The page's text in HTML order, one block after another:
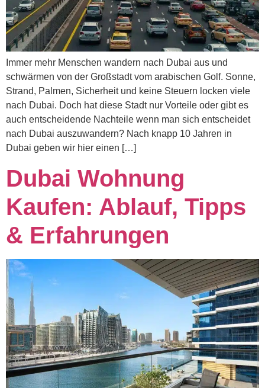
Immer mehr Menschen wandern nach Dubai aus und
schwärmen von der Großstadt vom arabischen Golf. Sonne,
Strand, Palmen, Sicherheit und keine Steuern locken viele
nach Dubai. Doch hat diese Stadt nur Vorteile oder gibt es
auch entscheidende Nachteile wenn man sich entscheidet
nach Dubai auszuwandern? Nach knapp 10 Jahren in
Dubai geben wir hier einen […]
Dubai Wohnung
Kaufen: Ablauf, Tipps
& Erfahrungen